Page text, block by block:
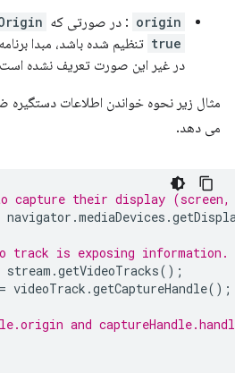
origin : در صورتی که
true تنظیم شده باشد، مبدا
در غیر این صورت تعریف نشده
مثال زیر نحوه خواندن اطلاعات دستگیره
می دهد.
capture their display (screen,
navigator .mediaDevices .
track is exposing information.
stream .getVideoTracks();
= videoTrack .getCaptureHandle();
and